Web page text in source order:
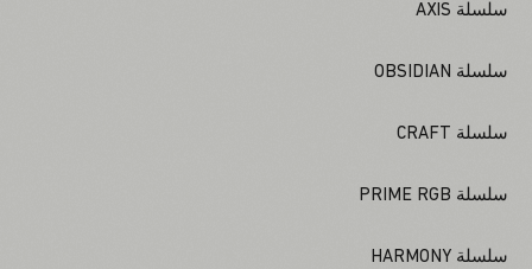
سلسلة AXIS
سلسلة OBSIDIAN
سلسلة CRAFT
سلسلة PRIME RGB
سلسلة HARMONY